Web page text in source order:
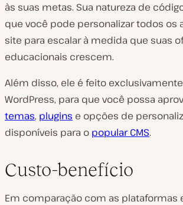
às suas metas. Sua natureza de
que você pode personalizar todos os
site para escalar à medida que suas
educacionais crescem.
Além disso, ele é feito
WordPress, para que você possa
temas, plugins e opções de
disponíveis para o popular CMS.
Custo-benefício
Em comparação com as plataformas